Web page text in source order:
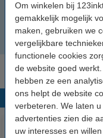
Om winkelen bij
gemakkelijk mogelijk
maken, gebruiken we
vergelijkbare
functionele cookies
de website goed
hebben ze een
ons helpt de website
verbeteren. We laten
advertenties zien die
uw interesses en
IJ900
IJ9003